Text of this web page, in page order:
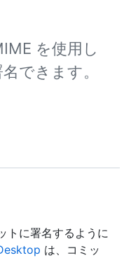
を使用し
できます。
トに署名するように
は、コミッ